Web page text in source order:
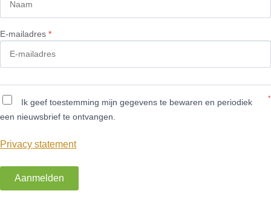
E-mailadres *
Ik geef toestemming mijn gegevens te bewaren en periodiek
een nieuwsbrief te ontvangen.
*
Privacy statement
Aanmelden